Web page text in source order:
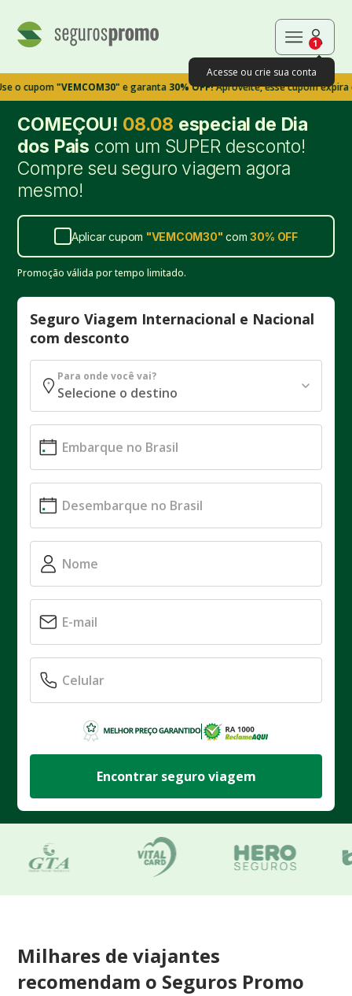
1
Acesse ou crie sua conta
"VEMCOM30"e garanta30% OFF!Aproveite, esse cupom expira em
COMEÇOU! 08.08 especial de Dia
dos Pais com um SUPER desconto!
Compre seu seguro viagem agora
mesmo!
Aplicar cupom "VEMCOM30" com30% OFF
Promoção válida por tempo limitado.
Seguro Viagem Internacional e Nacional
com desconto
Para onde você vai?
Encontrar seguro viagem
Milhares de viajantes
recomendam o Seguros Promo